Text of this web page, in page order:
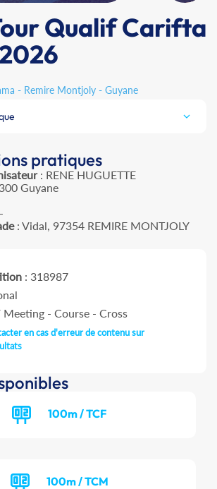
Qualif Carifta
- Remire Montjoly - Guyane
pratiques
: RENE HUGUETTE
Guyane
: Vidal, 97354 REMIRE MONTJOLY
: 318987
- Course - Cross
en cas d'erreur de contenu sur
100m / TCF
100m / TCM